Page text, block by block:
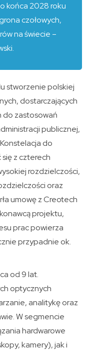
końca 2028 roku
czołowych,
na świecie –
stworzenie polskiej
dostarczających
do zastosowań
publicznej,
do
z czterech
rozdzielczości,
oraz
umowę z Creotech
projektu,
prac powierza
przypadnie ok.
od 9 lat.
optycznych
analitykę oraz
W segmencie
hardwarowe
kamery), jak i